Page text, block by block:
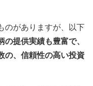
のがありますが、以下
提供実績も豊富で、
の、信頼性の高い投資